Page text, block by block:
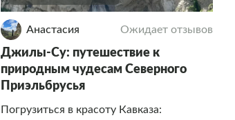
Анастасия Ожидает отзывов
Джилы-Су: путешествие к
природным чудесам Северного
Приэльбрусья
Погрузиться в красоту Кавказа: